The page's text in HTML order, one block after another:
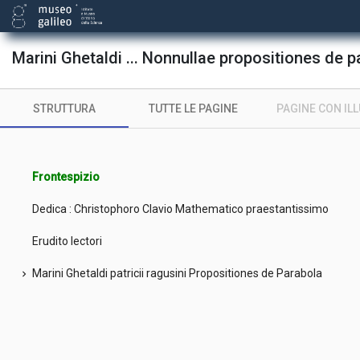
Marini Ghetaldi ... Nonnullae propositiones de
STRUTTURA TUTTE LE PAGINE PAGINE CON
Frontespizio
Dedica : Christophoro Clavio Mathematico praestantissimo
Erudito lectori
chevron_right Marini Ghetaldi patricii ragusini Propositiones de Parabola